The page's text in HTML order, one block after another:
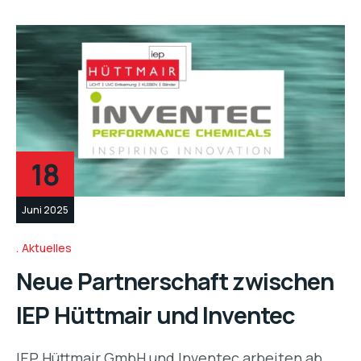
18
Juni 2025
Aktuelles
Neue Partnerschaft zwischen
IEP Hüttmair und Inventec